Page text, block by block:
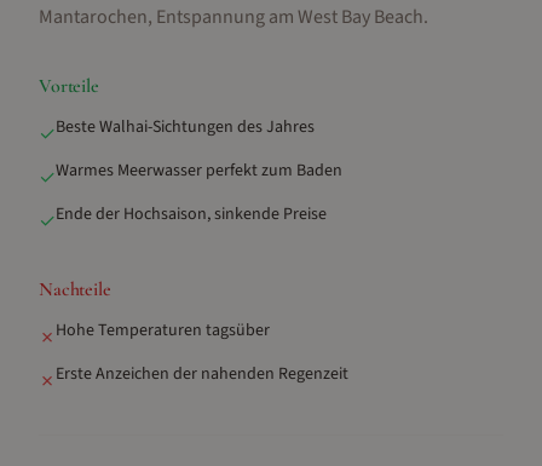
Mantarochen, Entspannung am West Bay Beach.
Vorteile
✓Beste Walhai-Sichtungen des Jahres
✓Warmes Meerwasser perfekt zum Baden
✓Ende der Hochsaison, sinkende Preise
Nachteile
✗ Hohe Temperaturen tagsüber
✗ Erste Anzeichen der nahenden Regenzeit